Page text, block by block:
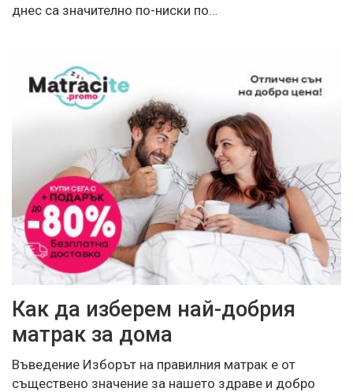
днес са значително по-ниски по…
Как да изберем най-добрия
матрак за дома
Въведение Изборът на правилния матрак е от
съществено значение за нашето здраве и добро